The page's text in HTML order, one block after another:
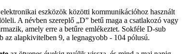
eszközök közötti kommunikációhoz használt
A névben szereplő „D” betű maga a csatlakozó vagy
amely erre a betűre emlékeztet. Sokféle D-sub
az alapkivitelben 9, a legnagyobb - 104 pólusú.